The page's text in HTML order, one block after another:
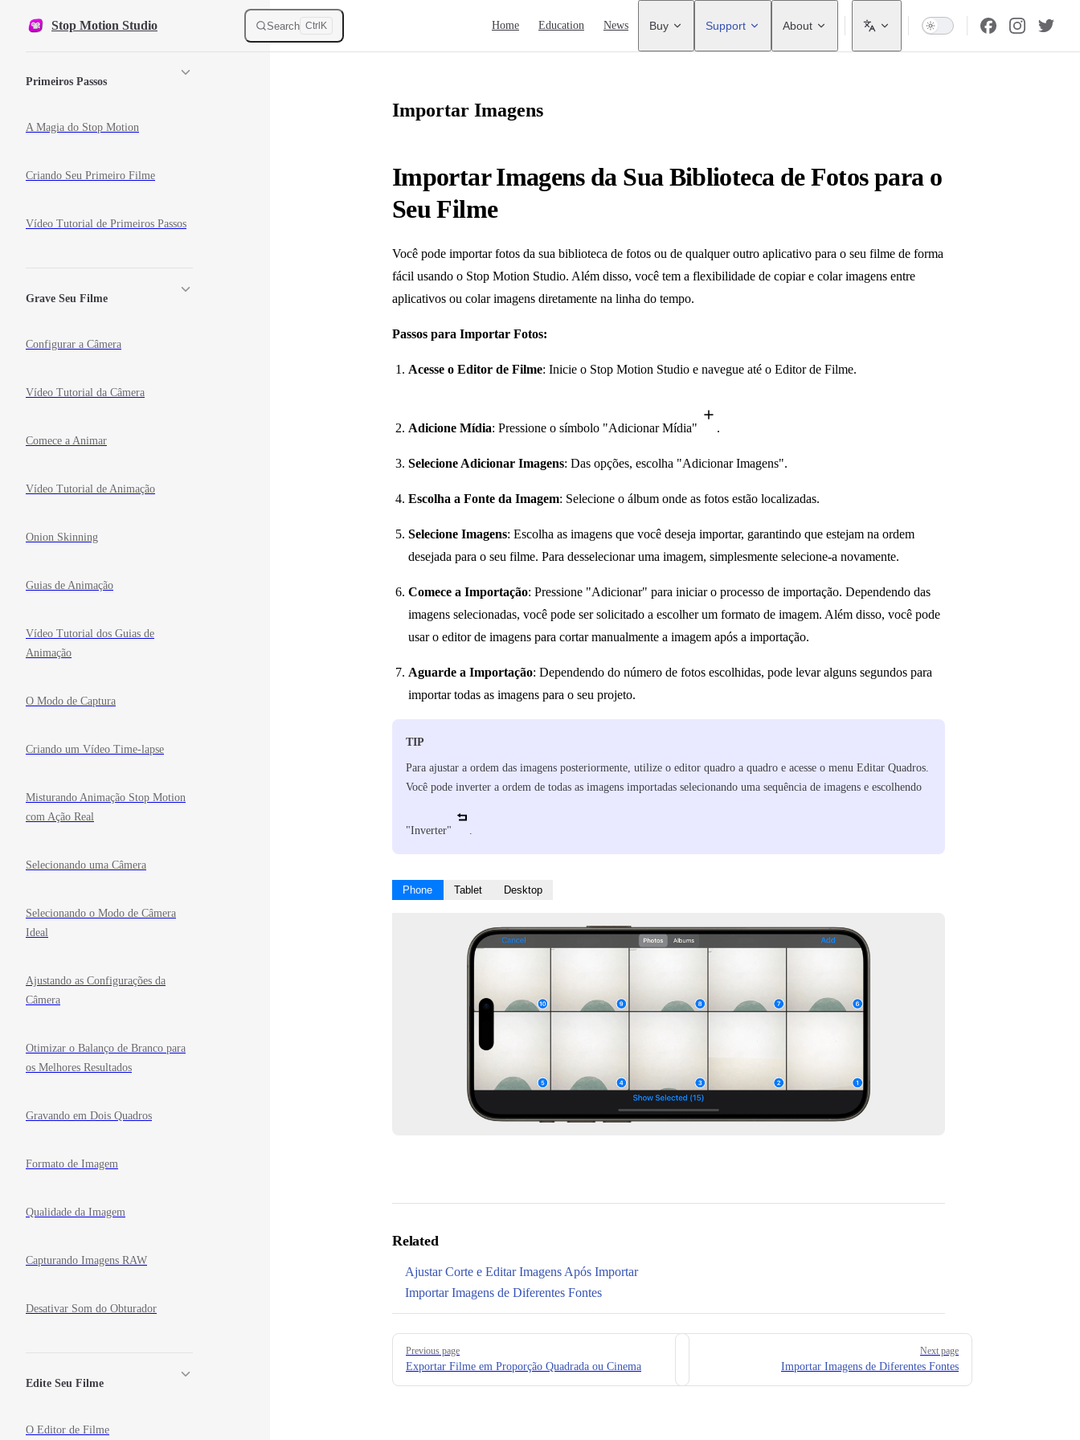
Skip to content
Stop Motion Studio Search Ctrl K Home Education News Buy Support About
Primeiros Passos
A Magia do Stop Motion
Criando Seu Primeiro Filme
Vídeo Tutorial de Primeiros Passos
Grave Seu Filme
Configurar a Câmera
Vídeo Tutorial da Câmera
Comece a Animar
Vídeo Tutorial de Animação
Onion Skinning
Guias de Animação
Vídeo Tutorial dos Guias de
Animação
O Modo de Captura
Criando um Vídeo Time-lapse
Misturando Animação Stop Motion
com Ação Real
Selecionando uma Câmera
Selecionando o Modo de Câmera
Ideal
Ajustando as Configurações da
Câmera
Otimizar o Balanço de Branco para
os Melhores Resultados
Gravando em Dois Quadros
Formato de Imagem
Qualidade da Imagem
Capturando Imagens RAW
Desativar Som do Obturador
Edite Seu Filme
O Editor de Filme
Importar Imagens
Importar Imagens da Sua Biblioteca de Fotos para o
Seu Filme
Você pode importar fotos da sua biblioteca de fotos ou de qualquer outro aplicativo para o seu filme de forma
fácil usando o Stop Motion Studio. Além disso, você tem a flexibilidade de copiar e colar imagens entre
aplicativos ou colar imagens diretamente na linha do tempo.
Passos para Importar Fotos:
Acesse o Editor de Filme: Inicie o Stop Motion Studio e navegue até o Editor de Filme.
Adicione Mídia: Pressione o símbolo "Adicionar Mídia" .
Selecione Adicionar Imagens: Das opções, escolha "Adicionar Imagens".
Escolha a Fonte da Imagem: Selecione o álbum onde as fotos estão localizadas.
Selecione Imagens: Escolha as imagens que você deseja importar, garantindo que estejam na ordem
desejada para o seu filme. Para desselecionar uma imagem, simplesmente selecione-a novamente.
Comece a Importação: Pressione "Adicionar" para iniciar o processo de importação. Dependendo das
imagens selecionadas, você pode ser solicitado a escolher um formato de imagem. Além disso, você pode
usar o editor de imagens para cortar manualmente a imagem após a importação.
Aguarde a Importação: Dependendo do número de fotos escolhidas, pode levar alguns segundos para
importar todas as imagens para o seu projeto.
TIP
Para ajustar a ordem das imagens posteriormente, utilize o editor quadro a quadro e acesse o menu Editar Quadros.
Você pode inverter a ordem de todas as imagens importadas selecionando uma sequência de imagens e escolhendo
"Inverter"
Phone Tablet Desktop
Related
Ajustar Corte e Editar Imagens Após Importar
Importar Imagens de Diferentes Fontes
Pager
Previous page
Exportar Filme em Proporção Quadrada ou Cinema
Next page
Importar Imagens de Diferentes Fontes